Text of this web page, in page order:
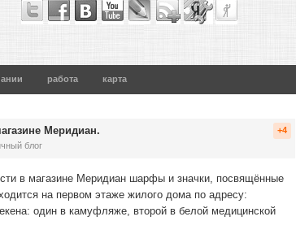
работа карта
Меридиан.
блог
+4
в магазине Меридиан шарфы и значки, посвящённые
на первом этаже жилого дома по адресу:
один в камуфляже, второй в белой медицинской